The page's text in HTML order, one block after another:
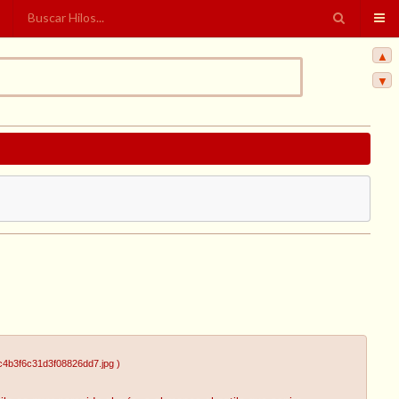
)
▲
▼